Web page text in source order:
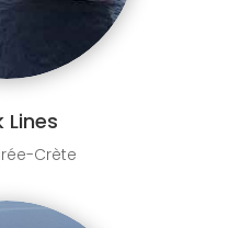
Lines
Crète